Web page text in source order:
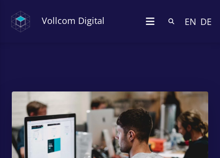
Vollcom Digital EN DE